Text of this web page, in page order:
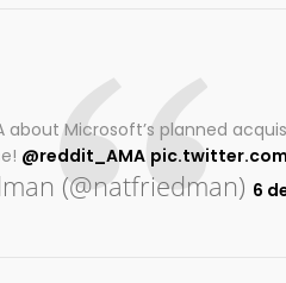
about Microsoft’s planned
@reddit_AMA
(@natfriedman) 6